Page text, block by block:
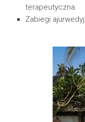
terapeutyczna
Zabiegi